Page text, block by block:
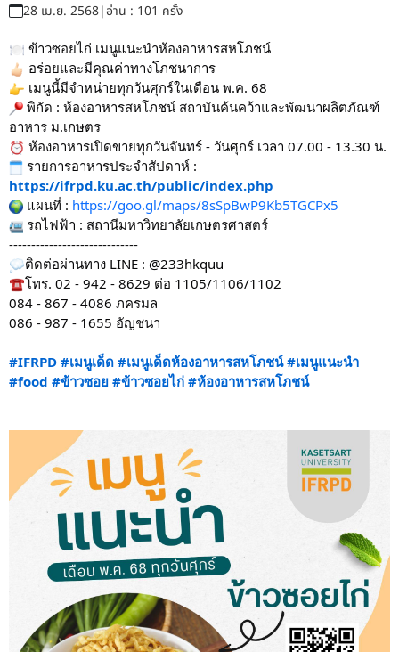
28 เม.ย. 2568|อ่าน : 101 ครั้ง
ข้าวซอยไก่ เมนูแนะนำห้องอาหารสหโภชน์
อร่อยและมีคุณค่าทางโภชนาการ
เมนูนี้มีจำหน่ายทุกวันศุกร์ในเดือน พ.ค. 68
พิกัด : ห้องอาหารสหโภชน์ สถาบันค้นคว้าและพัฒนาผลิตภัณฑ์
อาหาร ม.เกษตร
ห้องอาหารเปิดขายทุกวันจันทร์ - วันศุกร์ เวลา 07.00 - 13.30 น.
รายการอาหารประจำสัปดาห์ :
https://ifrpd.ku.ac.th/public/index.php
แผนที่ : https://goo.gl/maps/8sSpBwP9Kb5TGCPx5
รถไฟฟ้า : สถานีมหาวิทยาลัยเกษตรศาสตร์
-----------------------------
ติดต่อผ่านทาง LINE : @233hkquu
โทร. 02 - 942 - 8629 ต่อ 1105/1106/1102
084 - 867 - 4086 ภครมล
086 - 987 - 1655 อัญชนา
#IFRPD #เมนูเด็ด #เมนูเด็ดห้องอาหารสหโภชน์ #เมนูแนะนำ
#food #ข้าวซอย #ข้าวซอยไก่ #ห้องอาหารสหโภชน์